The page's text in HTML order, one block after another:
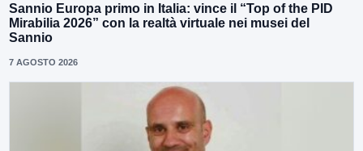
Sannio Europa primo in Italia: vince il “Top of the PID
Mirabilia 2026” con la realtà virtuale nei musei del
Sannio
7 AGOSTO 2026